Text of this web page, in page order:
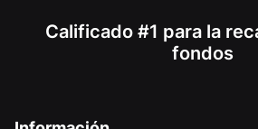
Calificado #1 para la
fondos